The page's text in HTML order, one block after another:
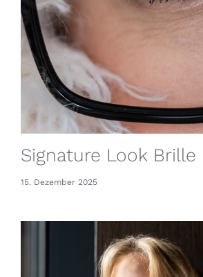
Signature Look Brille
15. Dezember 2025